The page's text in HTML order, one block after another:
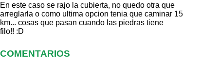
En este caso se rajo la cubierta, no quedo otra que
arreglarla o como ultima opcion tenia que caminar 15
km... cosas que pasan cuando las piedras tiene
filo!! :D
COMENTARIOS